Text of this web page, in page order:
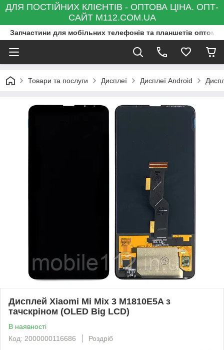
ДЛЯ ПОСТІЙНИХ КЛІЄНТІВ - ОПТОВА ЦІНА. ОПТ-
САЙТ M112.COM.UA
Запчастини для мобільних телефонів та планшетів оптом
Товари та послуги Дисплеї Дисплеї Android
Дисплей Xiaomi Mi Mix 3 M1810E5A з
тачскріном (OLED Big LCD)
В наявності
Код: 2000000116686
Роздріб